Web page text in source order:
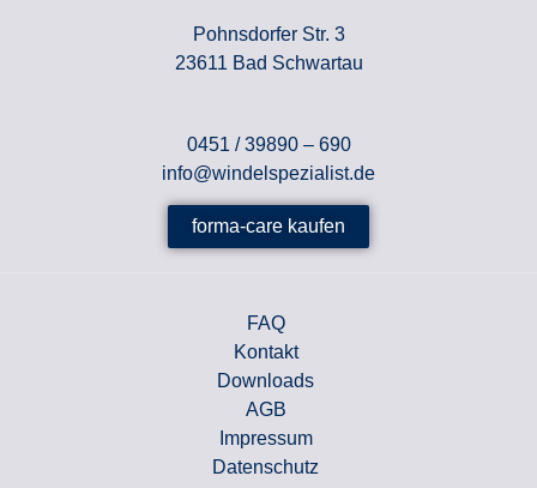
Pohnsdorfer Str. 3
23611 Bad Schwartau
0451 / 39890 – 690
info@windelspezialist.de
forma-care kaufen
FAQ
Kontakt
Downloads
AGB
Impressum
Datenschutz